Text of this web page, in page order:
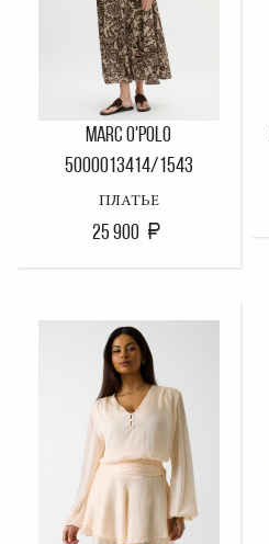
MARC O'POLO
5000013414/1543
ПЛАТЬЕ
25 900